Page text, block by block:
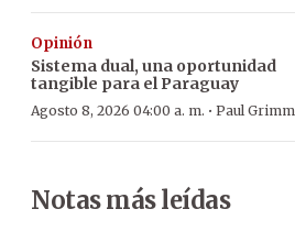
Opinión
Sistema dual, una oportunidad
tangible para el Paraguay
Agosto 8, 2026 04:00 a. m. · Paul Grimm
Notas más leídas